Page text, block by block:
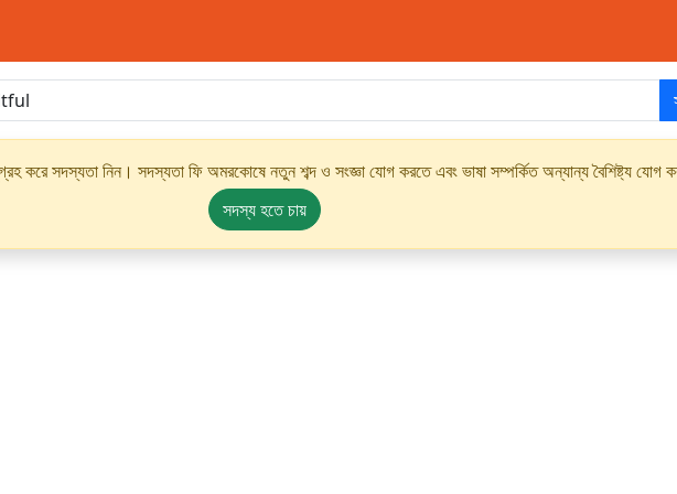
করে সদস্যতা নিন। সদস্যতা ফি অমরকোষে নতুন শব্দ ও সংজ্ঞা যোগ করতে এবং ভাষা সম্পর্কিত অন্যান্য বৈশিষ্ট্য যোগ
সদস্য হতে চায়